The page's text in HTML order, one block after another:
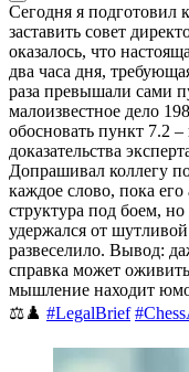
Сегодня я подготовил
заставить совет
оказалось, что
два часа дня,
раза превышали сами
малоизвестное дело
обосновать пункт 7.2
доказательства
Допрашивал коллегу
каждое слово, пока
структура под боем,
удержался от
развеселило. Вывод:
справка может
мышление находит
⚖️♟️ #LegalBrief